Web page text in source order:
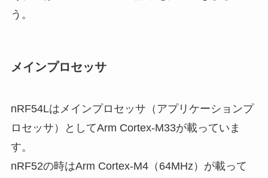
う。
メインプロセッサ
nRF54Lはメインプロセッサ（アプリケーションプ
ロセッサ）としてArm Cortex-M33が載っていま
す。
nRF52の時はArm Cortex-M4（64MHz）が載って